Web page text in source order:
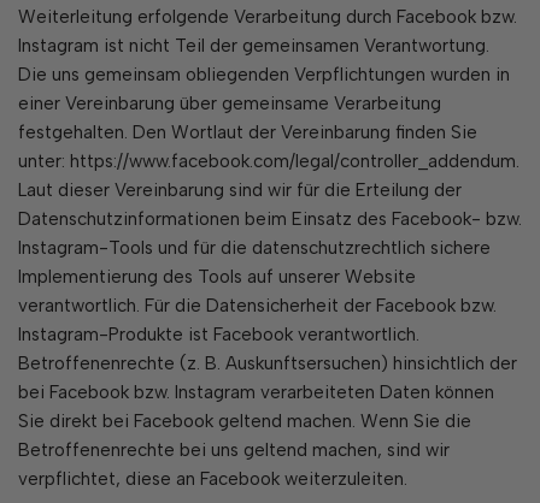
Weiterleitung erfolgende Verarbeitung durch Facebook bzw.
Instagram ist nicht Teil der gemeinsamen Verantwortung.
Die uns gemeinsam obliegenden Verpflichtungen wurden in
einer Vereinbarung über gemeinsame Verarbeitung
festgehalten. Den Wortlaut der Vereinbarung finden Sie
unter: https://www.facebook.com/legal/controller_addendum.
Laut dieser Vereinbarung sind wir für die Erteilung der
Datenschutzinformationen beim Einsatz des Facebook- bzw.
Instagram-Tools und für die datenschutzrechtlich sichere
Implementierung des Tools auf unserer Website
verantwortlich. Für die Datensicherheit der Facebook bzw.
Instagram-Produkte ist Facebook verantwortlich.
Betroffenenrechte (z. B. Auskunftsersuchen) hinsichtlich der
bei Facebook bzw. Instagram verarbeiteten Daten können
Sie direkt bei Facebook geltend machen. Wenn Sie die
Betroffenenrechte bei uns geltend machen, sind wir
verpflichtet, diese an Facebook weiterzuleiten.